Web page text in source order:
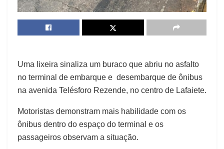
Uma lixeira sinaliza um buraco que abriu no asfalto
no terminal de embarque e desembarque de ônibus
na avenida Telésforo Rezende, no centro de Lafaiete.
Motoristas demonstram mais habilidade com os
ônibus dentro do espaço do terminal e os
passageiros observam a situação.